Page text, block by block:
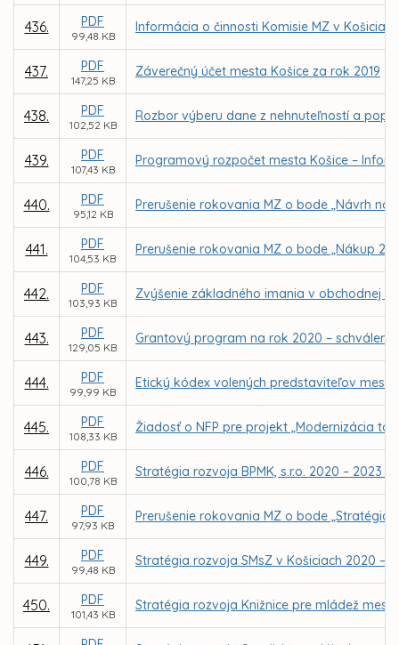
436. PDF
99,48 KB
Informácia o činnosti Komisie MZ v
437. PDF
147,25 KB
Záverečný účet mesta Košice za rok 2019
438. PDF
102,52 KB
Rozbor výberu dane z nehnuteľností a
439. PDF
107,43 KB
Programový rozpočet mesta Košice –
440. PDF
95,12 KB
Prerušenie rokovania MZ o bode „Návrh
441. PDF
104,53 KB
Prerušenie rokovania MZ o bode „Nákup
442. PDF
103,93 KB
Zvýšenie základného imania v obchodnej
443. PDF
129,05 KB
Grantový program na rok 2020 –
444. PDF
99,99 KB
Etický kódex volených predstaviteľov
445. PDF
108,33 KB
Žiadosť o NFP pre projekt „Modernizácia
446. PDF
100,78 KB
Stratégia rozvoja BPMK, s.r.o. 2020 – 2023 –
447. PDF
97,93 KB
Prerušenie rokovania MZ o bode „Stratégia
449. PDF
99,48 KB
Stratégia rozvoja SMsZ v Košiciach 2020 –
450. PDF
101,43 KB
Stratégia rozvoja Knižnice pre mládež mesta